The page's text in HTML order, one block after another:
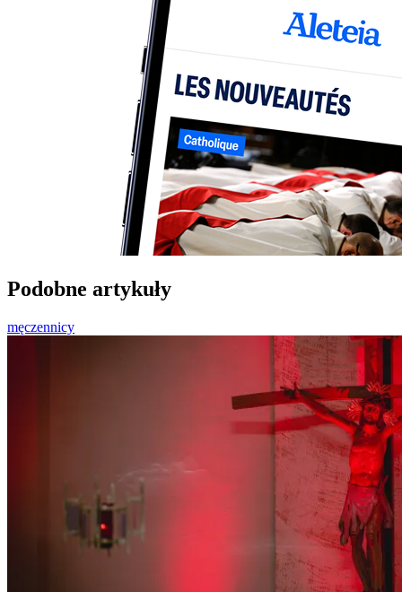
Podobne artykuły
męczennicy